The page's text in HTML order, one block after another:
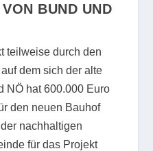
BUND UND
teilweise durch den
dem sich der alte
NÖ hat 600.000 Euro
den neuen Bauhof
nachhaltigen
für das Projekt